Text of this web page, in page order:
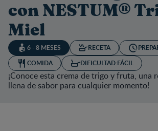
con NESTUM®
Miel
6 - 8 MESES RECETA
COMIDA
DIFICULTAD:FÁCIL
¡Conoce esta crema de trigo y fruta, una
llena de sabor para cualquier momento!